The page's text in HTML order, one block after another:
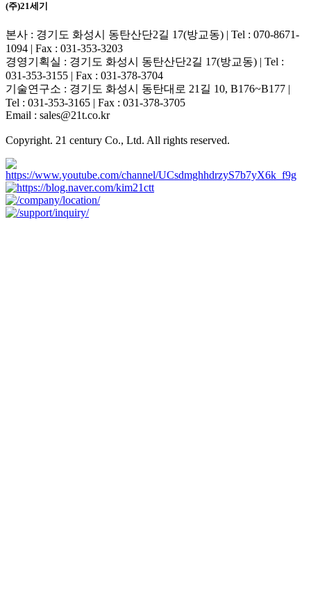
(주)21세기
본사 : 경기도 화성시 동탄산단2길 17(방교동) | Tel : 070-8671-
1094 | Fax : 031-353-3203
경영기획실 : 경기도 화성시 동탄산단2길 17(방교동) | Tel :
031-353-3155 | Fax : 031-378-3704
기술연구소 : 경기도 화성시 동탄대로 21길 10, B176~B177 |
Tel : 031-353-3165 | Fax : 031-378-3705
Email : sales@21t.co.kr
Copyright. 21 century Co., Ltd. All rights reserved.